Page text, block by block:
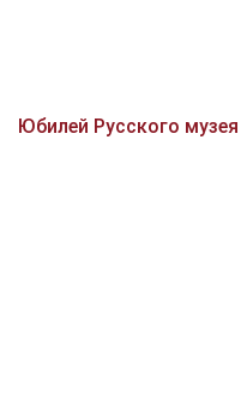
Юбилей Русского музея